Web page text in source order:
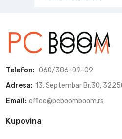
Telefon: 060/386-09-09
Adresa: 13. Septembar Br.30,
Email: office@pcboomboom.rs
Kupovina